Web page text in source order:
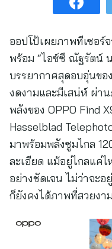
ออปโป้เผยภาพทีเซอร์
พร้อม “ไอซ์ซึ ณัฐรัตน์
บรรยากาศสุดอบอุ่นขอ
งดงามและมีเสน่ห์ ผ่า
พลังของ OPPO Find
Hasselblad
มาพร้อมพลังซูมไกล
ละเอียด แม้อยู่ไกลแค่
อย่างชัดเจน ไม่ว่าจะ
ก็ยังคงได้ภาพที่สวยงา